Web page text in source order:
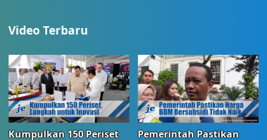
Video Terbaru
Kumpulkan 150 Periset
Pemerintah Pastikan